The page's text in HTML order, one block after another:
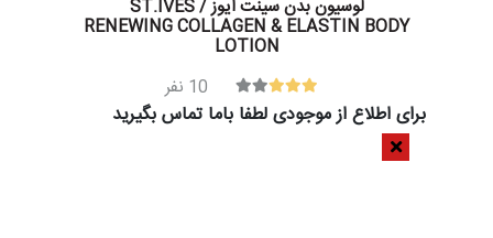
لوسیون بدن سینت ایوز / ST.IVES
RENEWING COLLAGEN & ELASTIN BODY
LOTION
10 نفر
برای اطلاع از موجودی لطفا باما تماس بگیرید